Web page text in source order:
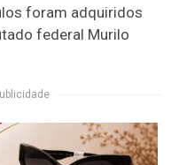
foram adquiridos
federal Murilo